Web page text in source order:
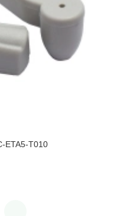
ETA5-T010